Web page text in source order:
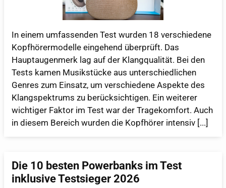
In einem umfassenden Test wurden 18 verschiedene
Kopfhörermodelle eingehend überprüft. Das
Hauptaugenmerk lag auf der Klangqualität. Bei den
Tests kamen Musikstücke aus unterschiedlichen
Genres zum Einsatz, um verschiedene Aspekte des
Klangspektrums zu berücksichtigen. Ein weiterer
wichtiger Faktor im Test war der Tragekomfort. Auch
in diesem Bereich wurden die Kopfhörer intensiv [...]
Die 10 besten Powerbanks im Test
inklusive Testsieger 2026